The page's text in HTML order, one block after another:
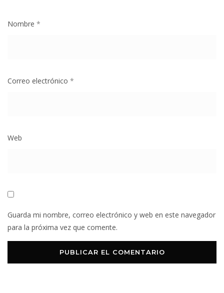
Nombre *
Correo electrónico *
Web
Guarda mi nombre, correo electrónico y web en este navegador
para la próxima vez que comente.